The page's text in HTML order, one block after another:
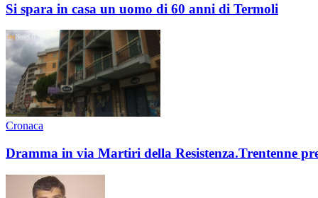
Si spara in casa un uomo di 60 anni di Termoli
Cronaca
Dramma in via Martiri della Resistenza.Trentenne